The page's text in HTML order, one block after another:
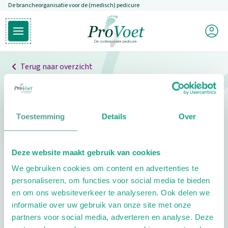
Toestemming Details Over
Deze website maakt gebruik van cookies
We gebruiken cookies om content en advertenties te
personaliseren, om functies voor social media te bieden
en om ons websiteverkeer te analyseren. Ook delen we
informatie over uw gebruik van onze site met onze
partners voor social media, adverteren en analyse. Deze
Overslaan en naar de inhoud gaan
De brancheorganisatie voor de (medisch) pedicure
Open hoofdmenu
Ga naar de homepagina
Mijn
Terug naar overzicht
Professionals
Pedicure niet gevonden
pedicure.